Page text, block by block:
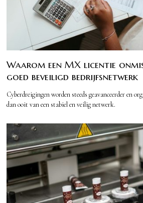
Waarom een MX licentie
goed beveiligd bedrijfsnetwerk
Cyberdreigingen worden steeds geavanceerder en
dan ooit van een stabiel en veilig netwerk.